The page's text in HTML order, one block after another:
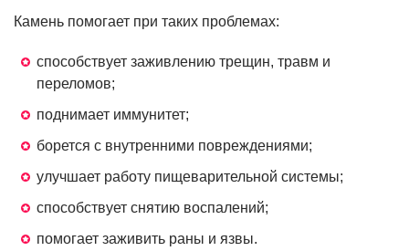
Камень помогает при таких проблемах:
способствует заживлению трещин, травм и
переломов;
поднимает иммунитет;
борется с внутренними повреждениями;
улучшает работу пищеварительной системы;
способствует снятию воспалений;
помогает заживить раны и язвы.